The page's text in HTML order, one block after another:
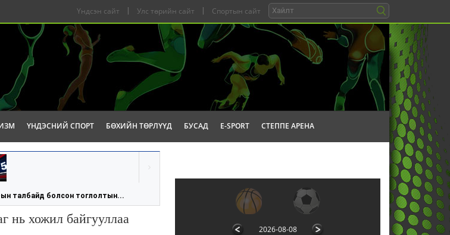
Үндсэн сайт Улс төрийн сайт Спортын сайт
ҮНДЭСНИЙ СПОРТ БӨХИЙН ТӨРЛҮҮД БУСАД E-SPORT СТЕППЕ АРЕНА
ын талбайд болсон тоглолтын...
нь хожил байгууллаа
2026-08-08